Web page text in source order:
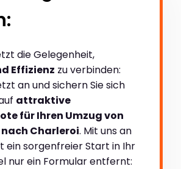
die Gelegenheit,
Effizienz zu verbinden:
an und sichern Sie sich
attraktive
für Ihren Umzug von
Charleroi. Mit uns an
ein sorgenfreier Start in Ihr
nur ein Formular entfernt: